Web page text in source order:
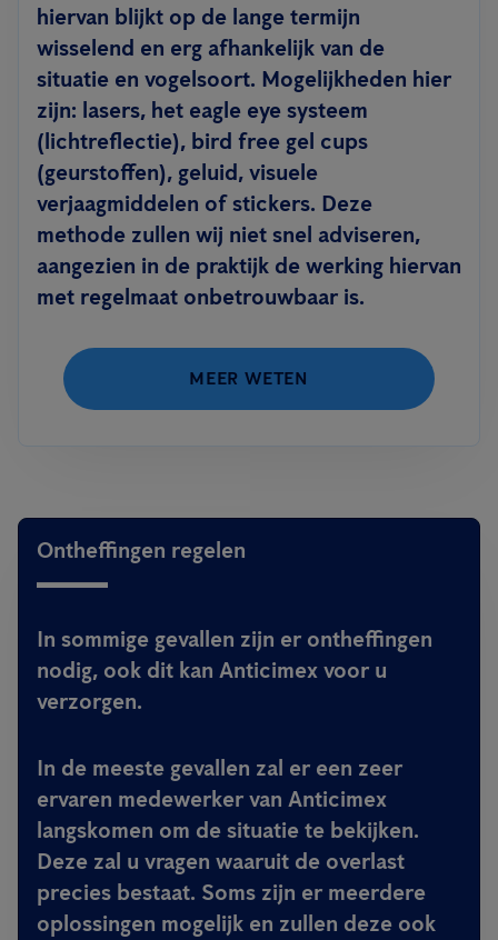
hiervan blijkt op de lange termijn
wisselend en erg afhankelijk van de
situatie en vogelsoort. Mogelijkheden hier
zijn: lasers, het eagle eye systeem
(lichtreflectie), bird free gel cups
(geurstoffen), geluid, visuele
verjaagmiddelen of stickers. Deze
methode zullen wij niet snel adviseren,
aangezien in de praktijk de werking hiervan
met regelmaat onbetrouwbaar is.
MEER WETEN
Ontheffingen regelen
In sommige gevallen zijn er ontheffingen
nodig, ook dit kan Anticimex voor u
verzorgen.
In de meeste gevallen zal er een zeer
ervaren medewerker van Anticimex
langskomen om de situatie te bekijken.
Deze zal u vragen waaruit de overlast
precies bestaat. Soms zijn er meerdere
oplossingen mogelijk en zullen deze ook